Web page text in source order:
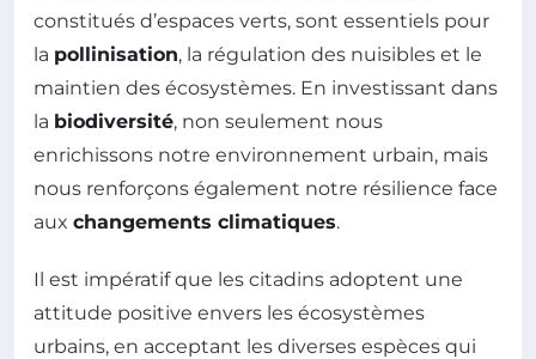
constitués d’espaces verts, sont essentiels pour
la pollinisation, la régulation des nuisibles et le
maintien des écosystèmes. En investissant dans
la biodiversité, non seulement nous
enrichissons notre environnement urbain, mais
nous renforçons également notre résilience face
aux changements climatiques.
Il est impératif que les citadins adoptent une
attitude positive envers les écosystèmes
urbains, en acceptant les diverses espèces qui